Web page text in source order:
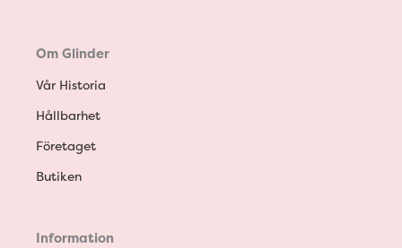
Om Glinder
Vår Historia
Hållbarhet
Företaget
Butiken
Information